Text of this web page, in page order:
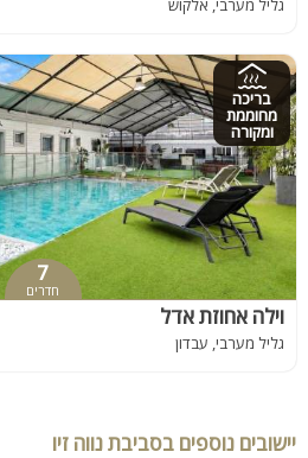
גליל מערבי, אלקוש
בריכה
מחוממת
ומקורה
7
חדרים
וילה אחוזת אדל
גליל מערבי, עבדון
יישובים נוספים בסביבת נווה זיו